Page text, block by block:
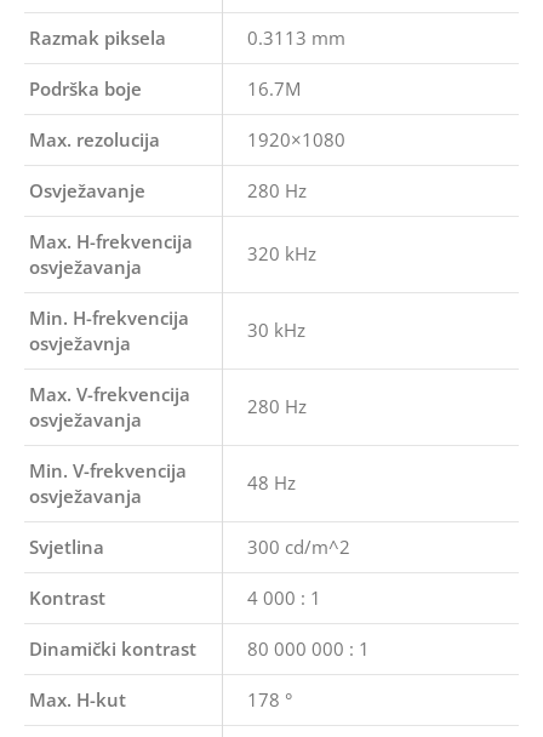
Razmak piksela 0.3113 mm
Podrška boje 16.7M
Max. rezolucija 1920×1080
Osvježavanje 280 Hz
Max. H-frekvencija
osvježavanja
320 kHz
Min. H-frekvencija
osvježavnja
30 kHz
Max. V-frekvencija
osvježavanja
280 Hz
Min. V-frekvencija
osvježavanja
48 Hz
Svjetlina 300 cd/m^2
Kontrast 4 000 : 1
Dinamički kontrast 80 000 000 : 1
Max. H-kut 178 °